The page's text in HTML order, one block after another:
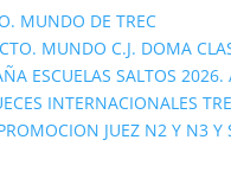
MUNDO DE TREC
MUNDO C.J. DOMA
ESCUELAS SALTOS 2026.
INTERNACIONALES
JUEZ N2 Y N3